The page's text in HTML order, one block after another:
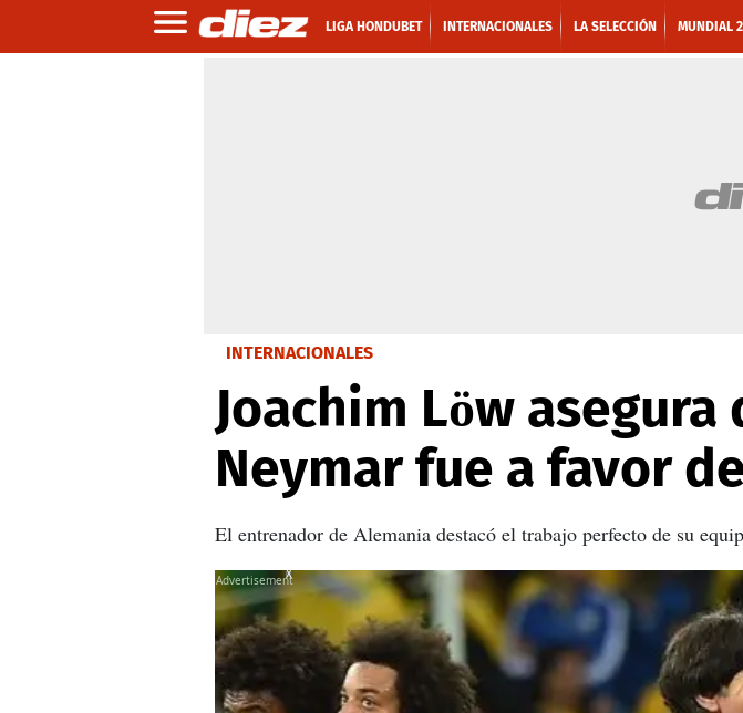
LIGA HONDUBET INTERNACIONALES LA SELECCIÓN MUNDIAL
INTERNACIONALES
Joachim Löw
Neymar fue a favor
El entrenador de Alemania destacó el trabajo perfecto de su
X